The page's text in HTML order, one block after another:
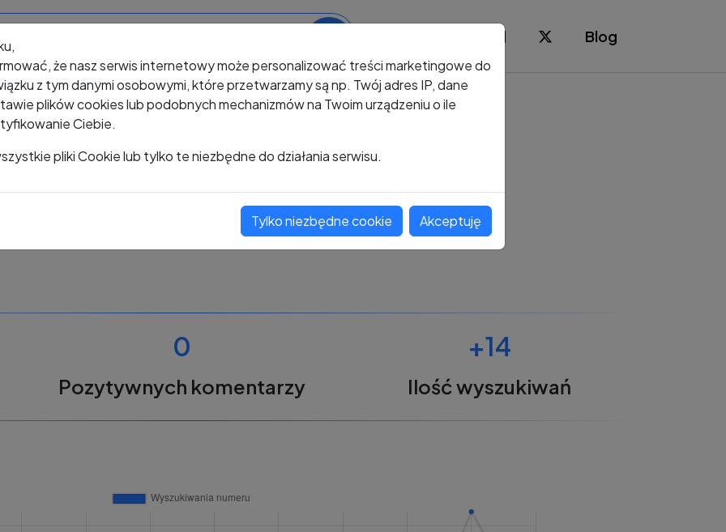
Blog
+48 756 121 460
Oceń ten numer
0
Pozytywnych komentarzy
+14
Ilość wyszukiwań
że nasz serwis internetowy może personalizować treści marketingowe do
z tym danymi osobowymi, które przetwarzamy są np. Twój adres IP, dane
plików cookies lub podobnych mechanizmów na Twoim urządzeniu o ile
Ciebie.
pliki Cookie lub tylko te niezbędne do działania serwisu.
Tylko niezbędne cookie Akceptuję